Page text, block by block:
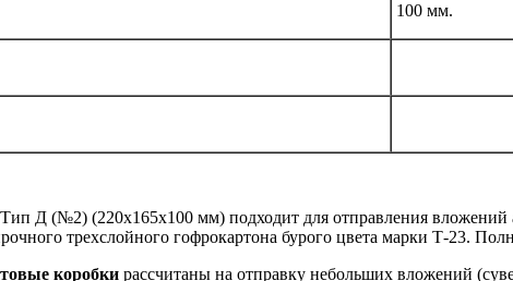
100 мм.
Д (№2) (220x165x100 мм) подходит для отправления вложений
трехслойного гофрокартона бурого цвета марки Т-23.
коробки рассчитаны на отправку небольших вложений